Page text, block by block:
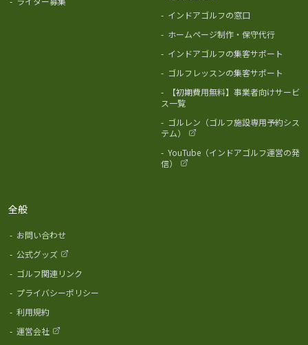
- インドアゴルフの窓口
- ホームページ制作・保守代行
- インドアゴルフの集客サポート
- ゴルフレッスンの集客サポート
-
【初期費用無料】事業者向けサービ
ス一覧
- ゴルレン（ゴルフ施設専用予約シス
テム）
- YouTube（インドアゴルフ運営の発
信）
全般
- お問い合わせ
- 公式グッズ
- ゴルフ関連リンク
- プライバシーポリシー
- 利用規約
- 運営会社